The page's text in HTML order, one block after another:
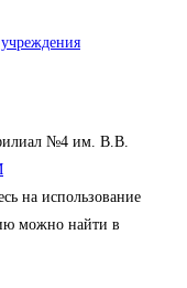
№4 им. В.В.
на использование
можно найти в